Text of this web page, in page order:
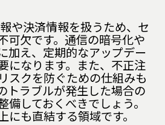
や決済情報を扱うため、セ
可欠です。通信の暗号化や
加え、定期的なアップデー
になります。また、不正注
スクを防ぐための仕組みも
トラブルが発生した場合の
備しておくべきでしょう。
にも直結する領域です。